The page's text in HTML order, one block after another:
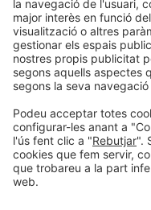
Informació general